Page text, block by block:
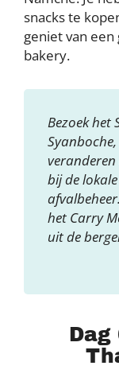
snacks te
geniet van
bakery.
Bezoek het
bij de
het Carry
uit de
Dag